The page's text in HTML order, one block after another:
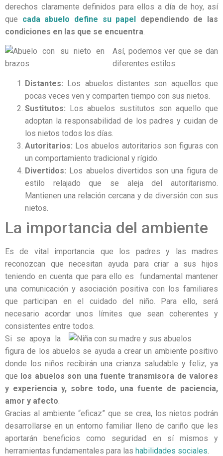
derechos claramente definidos para ellos a día de hoy, así
que cada abuelo define su papel dependiendo de las
condiciones en las que se encuentra.
Así, podemos ver que se dan
diferentes estilos:
Distantes: Los abuelos distantes son aquellos que
pocas veces ven y comparten tiempo con sus nietos.
Sustitutos: Los abuelos sustitutos son aquello que
adoptan la responsabilidad de los padres y cuidan de
los nietos todos los días.
Autoritarios: Los abuelos autoritarios son figuras con
un comportamiento tradicional y rígido.
Divertidos: Los abuelos divertidos son una figura de
estilo relajado que se aleja del autoritarismo.
Mantienen una relación cercana y de diversión con sus
nietos.
La importancia del ambiente
Es de vital importancia que los padres y las madres
reconozcan que necesitan ayuda para criar a sus hijos
teniendo en cuenta que para ello es fundamental mantener
una comunicación y asociación positiva con los familiares
que participan en el cuidado del niño. Para ello, será
necesario acordar unos límites que sean coherentes y
consistentes entre todos.
Si se apoya la
figura de los abuelos se ayuda a crear un ambiente positivo
donde los niños recibirán una crianza saludable y feliz, ya
que los abuelos son una fuente transmisora de valores
y experiencia y, sobre todo, una fuente de paciencia,
amor y afecto
Gracias al ambiente “eficaz” que se crea, los nietos podrán
desarrollarse en un entorno familiar lleno de cariño que les
aportarán beneficios como seguridad en sí mismos y
herramientas fundamentales para las habilidades sociales